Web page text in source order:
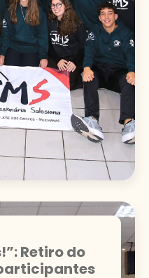
Retiro do
participantes